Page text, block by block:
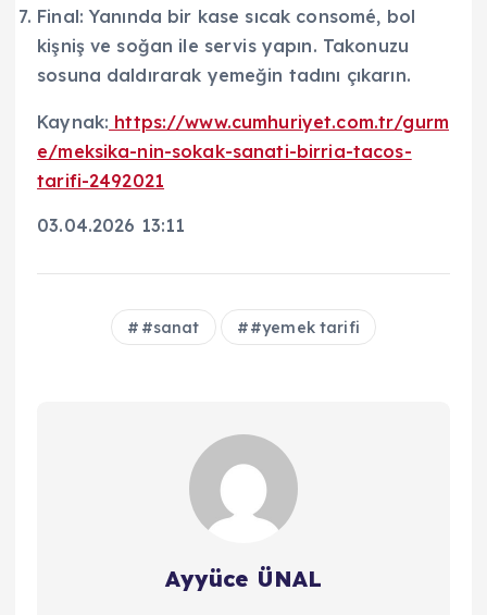
Final: Yanında bir kase sıcak consomé, bol
kişniş ve soğan ile servis yapın. Takonuzu
sosuna daldırarak yemeğin tadını çıkarın.
Kaynak: https://www.cumhuriyet.com.tr/gurm
e/meksika-nin-sokak-sanati-birria-tacos-
tarifi-2492021
03.04.2026 13:11
#sanat #yemek tarifi
Ayyüce ÜNAL